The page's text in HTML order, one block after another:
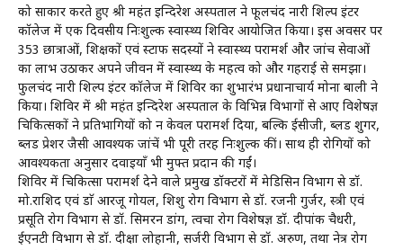
को साकार करते हुए श्री महंत इन्दिरेश अस्पताल ने फूलचंद नारी शिल्प इंटर
कॉलेज में एक दिवसीय निःशुल्क स्वास्थ्य शिविर आयोजित किया। इस अवसर पर
353 छात्राओं, शिक्षकों एवं स्टाफ सदस्यों ने स्वास्थ्य परामर्श और जांच सेवाओं
का लाभ उठाकर अपने जीवन में स्वास्थ्य के महत्व को और गहराई से समझा।
फुलचंद नारी शिल्प इंटर कॉलेज में शिविर का शुभारंभ प्रधानाचार्य मोना बाली ने
किया। शिविर में श्री महंत इन्दिरेश अस्पताल के विभिन्न विभागों से आए विशेषज्ञ
चिकित्सकों ने प्रतिभागियों को न केवल परामर्श दिया, बल्कि ईसीजी, ब्लड शुगर,
ब्लड प्रेशर जैसी आवश्यक जांचें भी पूरी तरह निःशुल्क कीं। साथ ही रोगियों को
आवश्यकता अनुसार दवाइयाँ भी मुफ्त प्रदान की गईं।
शिविर में चिकित्सा परामर्श देने वाले प्रमुख डॉक्टरों में मेडिसिन विभाग से डॉ.
मो.राशिद एवं डाॅ आरजू गोयल, शिशु रोग विभाग से डॉ. रजनी गुर्जर, स्त्री एवं
प्रसूति रोग विभाग से डॉ. सिमरन डांग, त्वचा रोग विशेषज्ञ डॉ. दीपांक चैधरी,
ईएनटी विभाग से डॉ. दीक्षा लोहानी, सर्जरी विभाग से डॉ. अरुण, तथा नेत्र रोग